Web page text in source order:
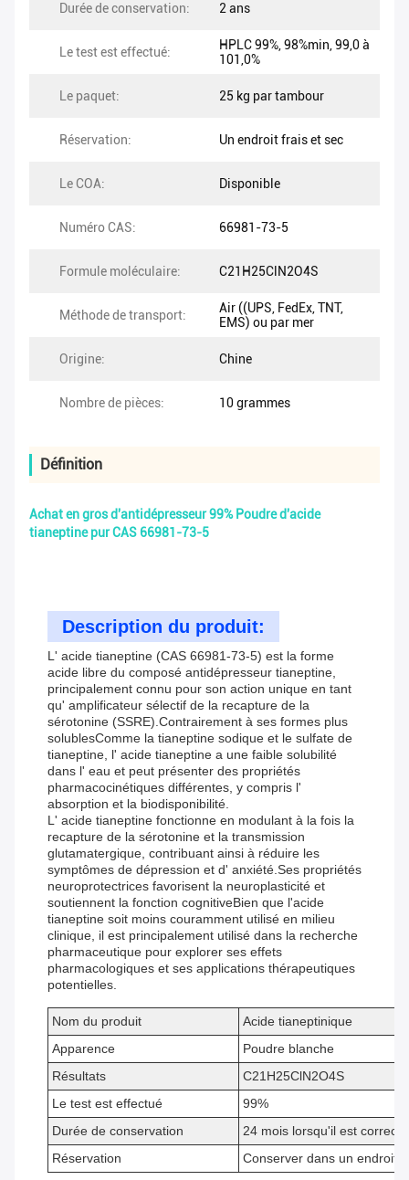
Durée de conservation: 2 ans
Le test est effectué:
HPLC 99%, 98%min, 99,0 à
101,0%
Le paquet: 25 kg par tambour
Réservation: Un endroit frais et sec
Le COA: Disponible
Numéro CAS: 66981-73-5
Formule moléculaire: C21H25ClN2O4S
Méthode de transport:
Air ((UPS, FedEx, TNT,
EMS) ou par mer
Origine: Chine
Nombre de pièces: 10 grammes
Définition
Achat en gros d'antidépresseur 99% Poudre d'acide
tianeptine pur CAS 66981-73-5
Description du produit:
L' acide tianeptine (CAS 66981-73-5) est la forme
acide libre du composé antidépresseur tianeptine,
principalement connu pour son action unique en tant
qu' amplificateur sélectif de la recapture de la
sérotonine (SSRE).Contrairement à ses formes plus
solublesComme la tianeptine sodique et le sulfate de
tianeptine, l' acide tianeptine a une faible solubilité
dans l' eau et peut présenter des propriétés
pharmacocinétiques différentes, y compris l'
absorption et la biodisponibilité.
L' acide tianeptine fonctionne en modulant à la fois la
recapture de la sérotonine et la transmission
glutamatergique, contribuant ainsi à réduire les
symptômes de dépression et d' anxiété.Ses propriétés
neuroprotectrices favorisent la neuroplasticité et
soutiennent la fonction cognitiveBien que l'acide
tianeptine soit moins couramment utilisé en milieu
clinique, il est principalement utilisé dans la recherche
pharmaceutique pour explorer ses effets
pharmacologiques et ses applications thérapeutiques
potentielles.
Nom du produit
Acide tianeptinique
Apparence
Poudre blanche
Résultats
C21H25ClN2O4S
Le test est effectué
99%
Durée de conservation
24 mois lorsqu'il est
Réservation
Conserver dans un endroit